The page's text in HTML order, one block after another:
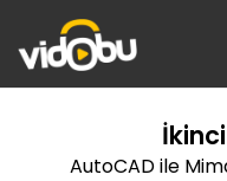
AutoCAD ile